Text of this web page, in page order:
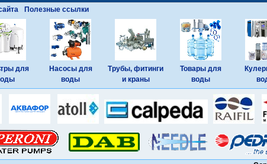
Полезные ссылки
для
Насосы для
воды
Трубы, фитинги
и краны
Товары для
воды